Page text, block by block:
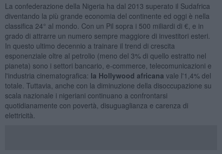
La confederazione della Nigeria ha dal 2013 superato il Sudafrica
diventando la più grande economia del continente ed oggi è nella
classifica 24° al mondo. Con un Pil sopra i 500 miliardi di €, e in
grado di attrarre un numero sempre maggiore di investitori esteri.
In questo ultimo decennio a trainare il trend di crescita
esponenziale oltre al petrolio (meno del 3% di quello estratto nel
pianeta) sono i settori bancario, e-commerce, telecomunicazioni e
l'industria cinematografica: la Hollywood africana vale l'1,4% del
totale. Tuttavia, anche con la diminuzione della disoccupazione su
scala nazionale i nigeriani continuano a confrontarsi
quotidianamente con povertà, disuguaglianza e carenza di
elettricità.